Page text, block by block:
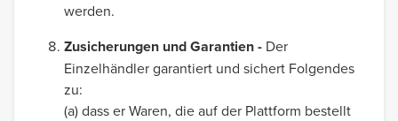
werden.
Zusicherungen und Garantien - Der
Einzelhändler garantiert und sichert Folgendes
zu:
(a) dass er Waren, die auf der Plattform bestellt